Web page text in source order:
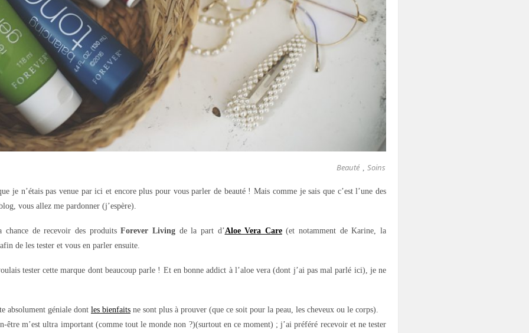
Beauté Soins
je n’étais pas venue par ici et encore plus pour vous parler de beauté ! Mais comme je sais que c’est l’une des
vous allez me pardonner (j’espère).
chance de recevoir des produitsForever Livingde la part d’Aloe Vera Care(et notamment de Karine, la
de les tester et vous en parler ensuite.
tester cette marque dont beaucoup parle ! Et en bonne addict à l’aloe vera (dont j’ai pas mal parlé ici), je ne
absolument géniale dont les bienfaits ne sont plus à prouver (que ce soit pour la peau, les cheveux ou le corps).
être m’est ultra important (comme tout le monde non ?)(surtout en ce moment) ; j’ai préféré recevoir et ne tester